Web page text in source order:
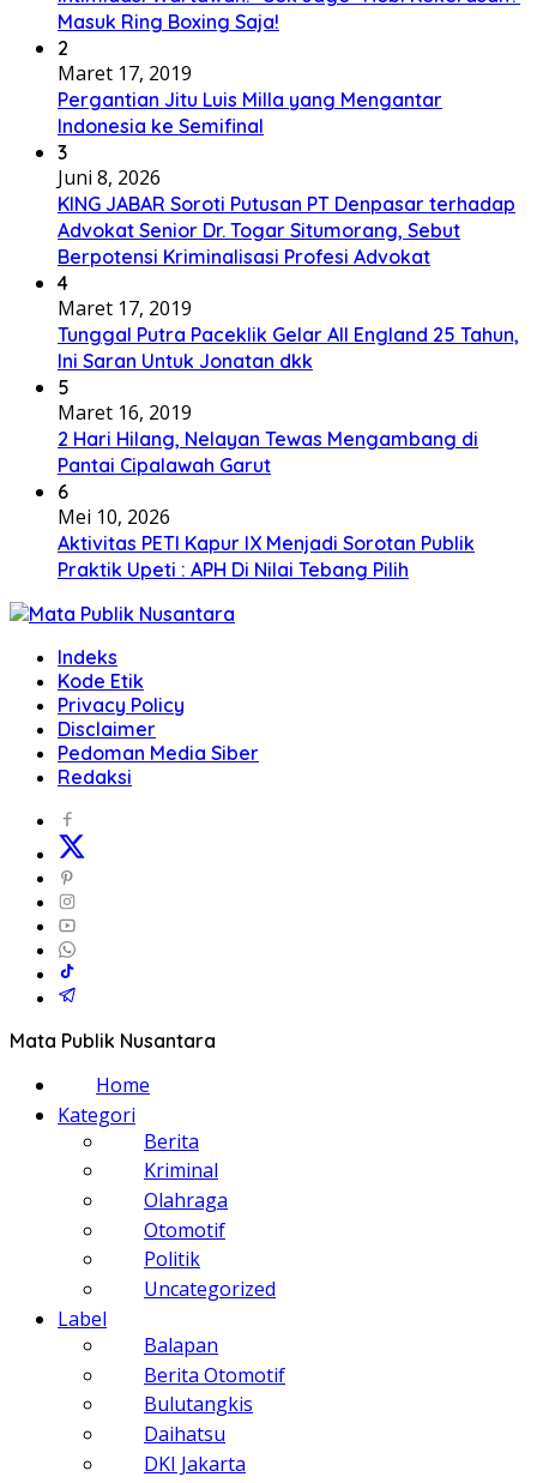
Masuk Ring Boxing Saja!
2
Maret 17, 2019
Pergantian Jitu Luis Milla yang Mengantar
Indonesia ke Semifinal
3
Juni 8, 2026
KING JABAR Soroti Putusan PT Denpasar terhadap
Advokat Senior Dr. Togar Situmorang, Sebut
Berpotensi Kriminalisasi Profesi Advokat
4
Maret 17, 2019
Tunggal Putra Paceklik Gelar All England 25 Tahun,
Ini Saran Untuk Jonatan dkk
5
Maret 16, 2019
2 Hari Hilang, Nelayan Tewas Mengambang di
Pantai Cipalawah Garut
6
Mei 10, 2026
Aktivitas PETI Kapur IX Menjadi Sorotan Publik
Praktik Upeti : APH Di Nilai Tebang Pilih
Indeks
Kode Etik
Privacy Policy
Disclaimer
Pedoman Media Siber
Redaksi
Mata Publik Nusantara
Home
Kategori
Berita
Kriminal
Olahraga
Otomotif
Politik
Uncategorized
Label
Balapan
Berita Otomotif
Bulutangkis
Daihatsu
DKI Jakarta